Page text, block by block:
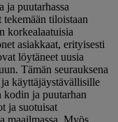
ja puutarhassa
tiloistaan
korkealaatuisia
asiakkaat, erityisesti
löytäneet uusia
Tämän seurauksena
käyttäjäystävällisille
kodin ja puutarhan
ja suotuisat
maailmassa. Myös